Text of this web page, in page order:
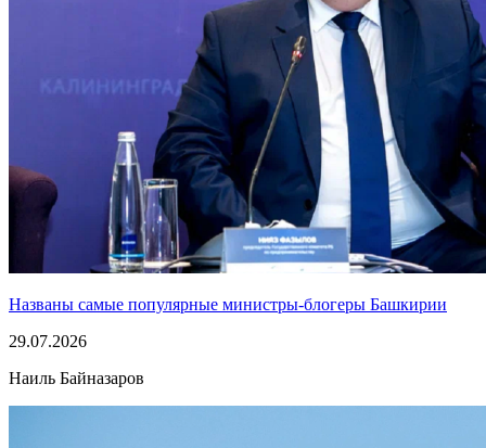
Названы самые популярные министры-блогеры Башкирии
29.07.2026
Наиль Байназаров